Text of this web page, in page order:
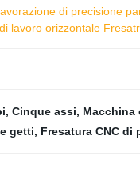
di precisione
lavoro orizzontale
, Cinque assi, Macchina
getti, Fresatura CNC di